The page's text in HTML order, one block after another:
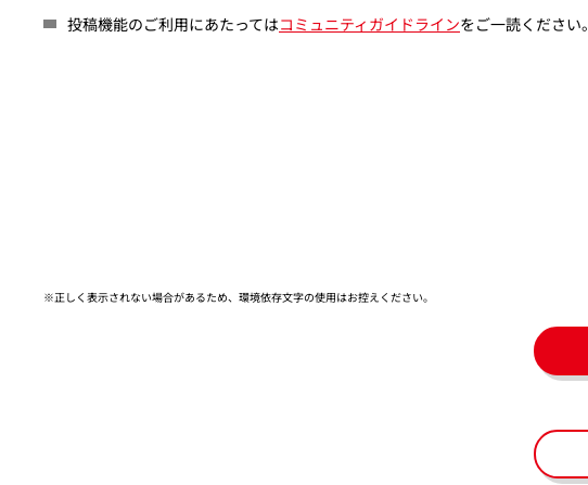
投稿機能のご利用にあたってはコミュニティガイドラインをご一読ください。
※正しく表示されない場合があるため、環境依存文字の使用はお控えください。​